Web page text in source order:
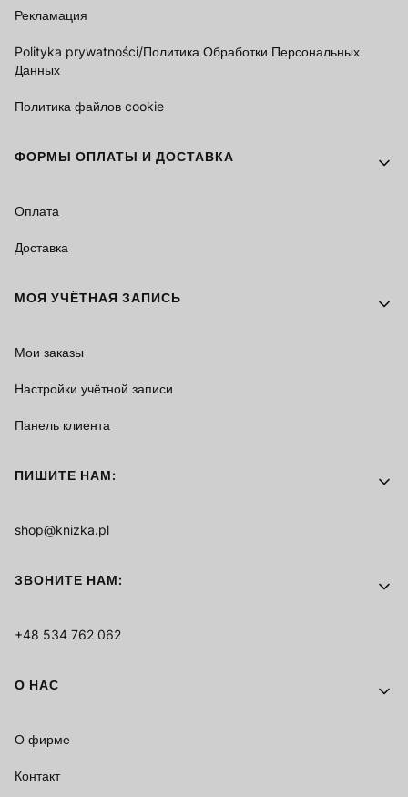
Рекламация
Polityka prywatności/Политика Обработки Персональных
Данных
Политика файлов cookie
ФОРМЫ ОПЛАТЫ И ДОСТАВКА
Оплата
Доставка
МОЯ УЧЁТНАЯ ЗАПИСЬ
Мои заказы
Настройки учётной записи
Панель клиента
ПИШИТЕ НАМ:
shop@knizka.pl
ЗВОНИТЕ НАМ:
+48 534 762 062
О НАС
О фирме
Контакт